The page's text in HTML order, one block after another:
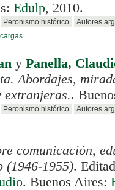
Edulp, 2010.
Peronismo histórico
Autores
y Panella,
Abordajes,
extranjeras..
Peronismo histórico
Autores
comunicación,
(1946-1955).
. Buenos Aires: